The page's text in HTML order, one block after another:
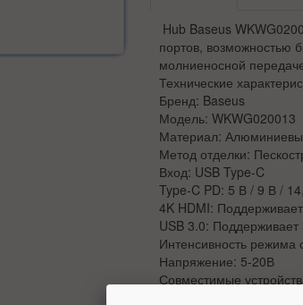
Hub Baseus
портов, возможностью
молниеносной
Технические
Бренд: Baseus
Модель: WKWG020013
Материал:
Метод отделки:
Вход: USB Type-C
Type-C PD: 5 В / 9 В /
4K HDMI:
USB 3.0:
Интенсивность
Напряжение: 5-20В
Совместимые